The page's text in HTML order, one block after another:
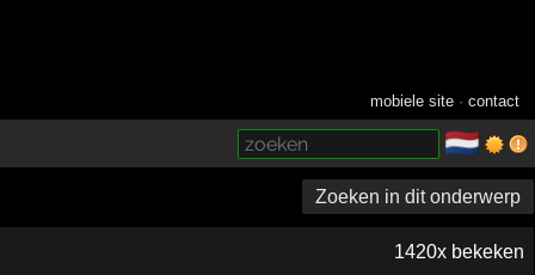
mobiele site ·contact
🇳🇱
Zoeken in dit onderwerp
1420x bekeken